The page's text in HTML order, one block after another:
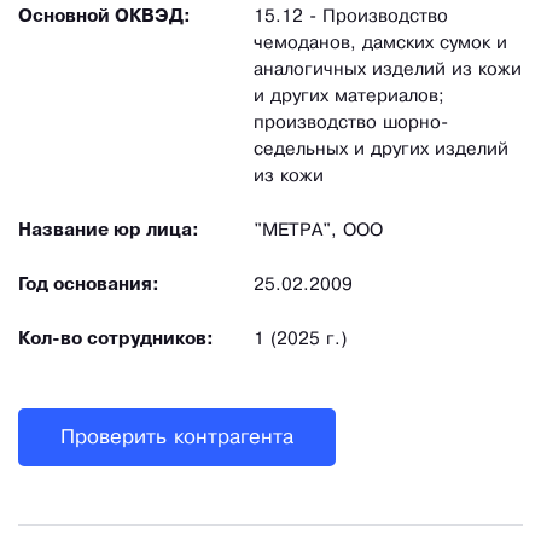
Основной ОКВЭД:
15.12 - Производство
чемоданов, дамских сумок и
аналогичных изделий из кожи
и других материалов;
производство шорно-
седельных и других изделий
из кожи
Название юр лица: "МЕТРА", ООО
Год основания: 25.02.2009
Кол-во сотрудников: 1 (2025 г.)
Проверить контрагента